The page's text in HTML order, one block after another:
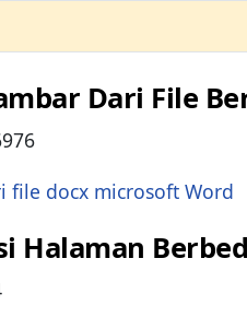
Dari File
Halaman